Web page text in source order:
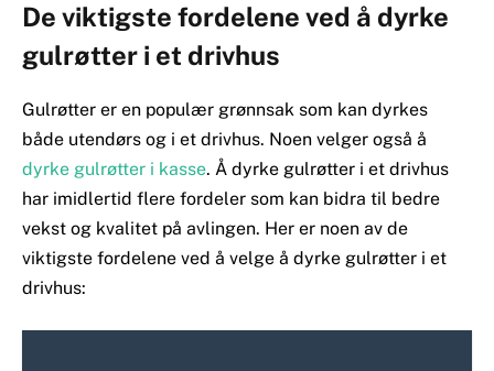
De viktigste fordelene ved å dyrke
gulrøtter i et drivhus
Gulrøtter er en populær grønnsak som kan dyrkes
både utendørs og i et drivhus. Noen velger også å
dyrke gulrøtter i kasse. Å dyrke gulrøtter i et drivhus
har imidlertid flere fordeler som kan bidra til bedre
vekst og kvalitet på avlingen. Her er noen av de
viktigste fordelene ved å velge å dyrke gulrøtter i et
drivhus: